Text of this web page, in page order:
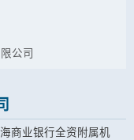
公司
商业银行全资附属机